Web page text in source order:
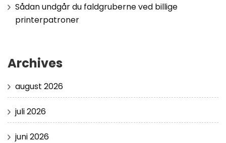
Sådan undgår du faldgruberne ved billige
printerpatroner
Archives
august 2026
juli 2026
juni 2026